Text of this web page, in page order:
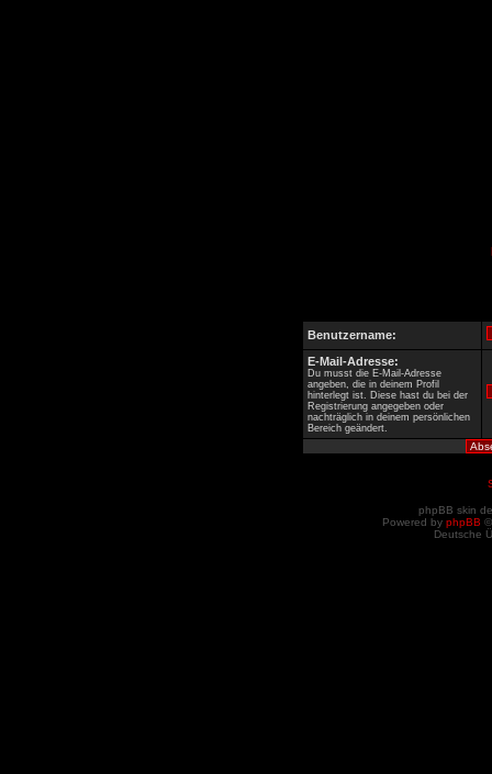
Benutzername:
E-Mail-Adresse:
Du musst die E-Mail-Adresse
angeben, die in deinem Profil
hinterlegt ist. Diese hast du bei der
Registrierung angegeben oder
nachträglich in deinem persönlichen
Bereich geändert.
phpBB skin
Powered by phpBB
Deutsche